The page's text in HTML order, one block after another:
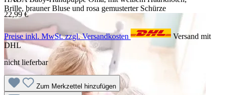
Brille, brauner Bluse und rosa gemusterter Schürze
22,99 €
Preise inkl. MwSt. zzgl. Versandkosten
Versand mit
DHL
nicht lieferbar
Zum Merkzettel hinzufügen